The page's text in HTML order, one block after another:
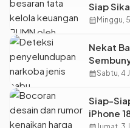
Siap
Pelat
calendar_month Minggu,
Nekat
Dalam
calendar_monthSabtu, 4
Siap-
iPhone